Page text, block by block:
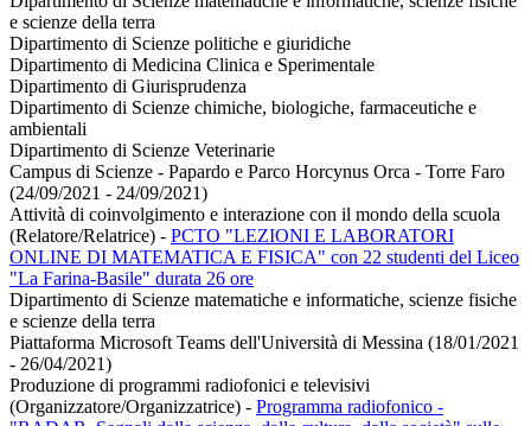
e scienze della terra
Dipartimento di Scienze politiche e giuridiche
Dipartimento di Medicina Clinica e Sperimentale
Dipartimento di Giurisprudenza
Dipartimento di Scienze chimiche, biologiche, farmaceutiche e
ambientali
Dipartimento di Scienze Veterinarie
Campus di Scienze - Papardo e Parco Horcynus Orca - Torre Faro
(24/09/2021 - 24/09/2021)
Attività di coinvolgimento e interazione con il mondo della scuola
(Relatore/Relatrice) - PCTO "LEZIONI E LABORATORI
ONLINE DI MATEMATICA E FISICA" con 22 studenti del Liceo
"La Farina-Basile" durata 26 ore
Dipartimento di Scienze matematiche e informatiche, scienze fisiche
e scienze della terra
Piattaforma Microsoft Teams dell'Università di Messina (18/01/2021
- 26/04/2021)
Produzione di programmi radiofonici e televisivi
(Organizzatore/Organizzatrice) - Programma radiofonico -